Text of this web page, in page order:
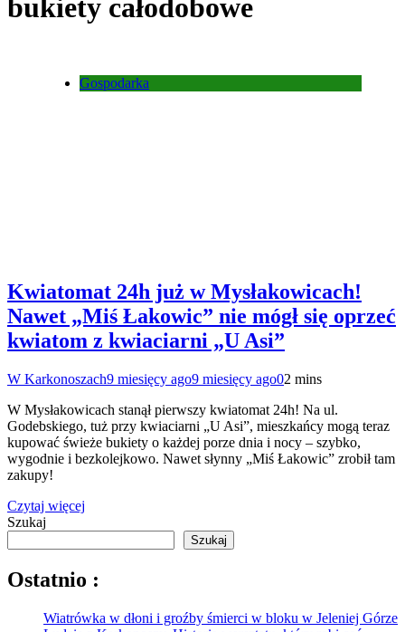
bukiety całodobowe
Gospodarka
Kwiatomat 24h już w Mysłakowicach!
Nawet „Miś Łakowic” nie mógł się oprzeć
kwiatom z kwiaciarni „U Asi”
W Karkonoszach9 miesięcy ago9 miesięcy ago02 mins
W Mysłakowicach stanął pierwszy kwiatomat 24h! Na ul.
Godebskiego, tuż przy kwiaciarni „U Asi”, mieszkańcy mogą teraz
kupować świeże bukiety o każdej porze dnia i nocy – szybko,
wygodnie i bezkolejkowo. Nawet słynny „Miś Łakowic” zrobił tam
zakupy!
Czytaj więcej
Szukaj
Szukaj
Ostatnio :
Wiatrówka w dłoni i groźby śmierci w bloku w Jeleniej Górze